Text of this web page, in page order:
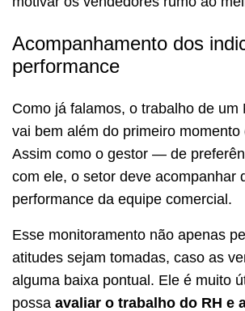
Acompanhamento dos
performance
Como já falamos, o trabalho de um
vai bem além do primeiro momento
Assim como o gestor — de
com ele, o setor deve acompanhar
performance da equipe comercial.
Esse monitoramento não apenas
atitudes sejam tomadas, caso as
alguma baixa pontual. Ele é muito
possa avaliar o trabalho do RH e